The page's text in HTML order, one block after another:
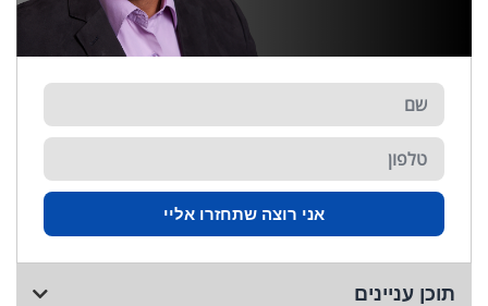
אני רוצה שתחזרו אליי
תוכן עניינים